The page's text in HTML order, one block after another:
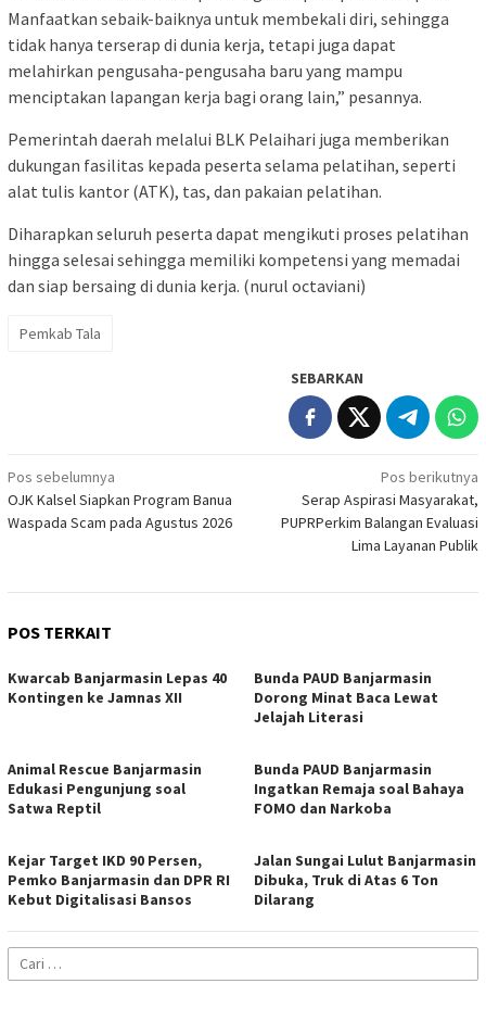
Manfaatkan sebaik-baiknya untuk membekali diri, sehingga
tidak hanya terserap di dunia kerja, tetapi juga dapat
melahirkan pengusaha-pengusaha baru yang mampu
menciptakan lapangan kerja bagi orang lain,” pesannya.
Pemerintah daerah melalui BLK Pelaihari juga memberikan
dukungan fasilitas kepada peserta selama pelatihan, seperti
alat tulis kantor (ATK), tas, dan pakaian pelatihan.
Diharapkan seluruh peserta dapat mengikuti proses pelatihan
hingga selesai sehingga memiliki kompetensi yang memadai
dan siap bersaing di dunia kerja. (nurul octaviani)
Pemkab Tala
SEBARKAN
Navigasi
pos
Pos sebelumnya
OJK Kalsel Siapkan Program Banua
Waspada Scam pada Agustus 2026
Pos berikutnya
Serap Aspirasi Masyarakat,
PUPRPerkim Balangan Evaluasi
Lima Layanan Publik
POS TERKAIT
Kwarcab Banjarmasin Lepas 40
Kontingen ke Jamnas XII
Bunda PAUD Banjarmasin
Dorong Minat Baca Lewat
Jelajah Literasi
Animal Rescue Banjarmasin
Edukasi Pengunjung soal
Satwa Reptil
Bunda PAUD Banjarmasin
Ingatkan Remaja soal Bahaya
FOMO dan Narkoba
Kejar Target IKD 90 Persen,
Pemko Banjarmasin dan DPR RI
Kebut Digitalisasi Bansos
Jalan Sungai Lulut Banjarmasin
Dibuka, Truk di Atas 6 Ton
Dilarang
Cari
untuk: